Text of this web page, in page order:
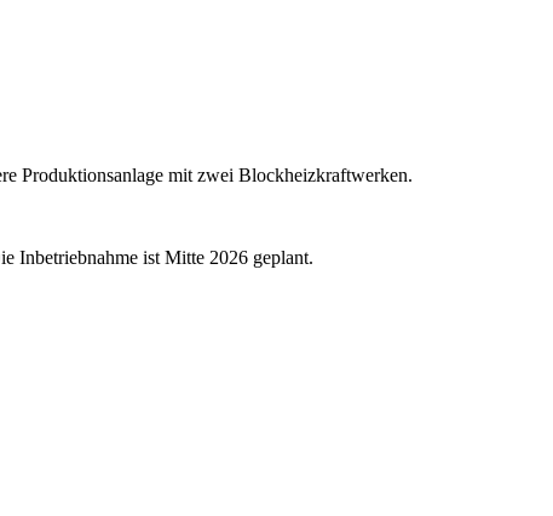
Produktionsanlage mit zwei Blockheizkraftwerken.
Inbetriebnahme ist Mitte 2026 geplant.